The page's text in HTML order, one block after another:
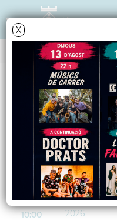
X
AGENDA
anteriors
DIMARTS
MAIG
2026
10:00
Lloc: Casal
Adreça:
Data: 4 de
2026